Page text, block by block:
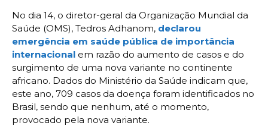
No dia 14, o diretor-geral da Organização Mundial da
Saúde (OMS), Tedros Adhanom, declarou
emergência em saúde pública de importância
internacional em razão do aumento de casos e do
surgimento de uma nova variante no continente
africano. Dados do Ministério da Saúde indicam que,
este ano, 709 casos da doença foram identificados no
Brasil, sendo que nenhum, até o momento,
provocado pela nova variante.